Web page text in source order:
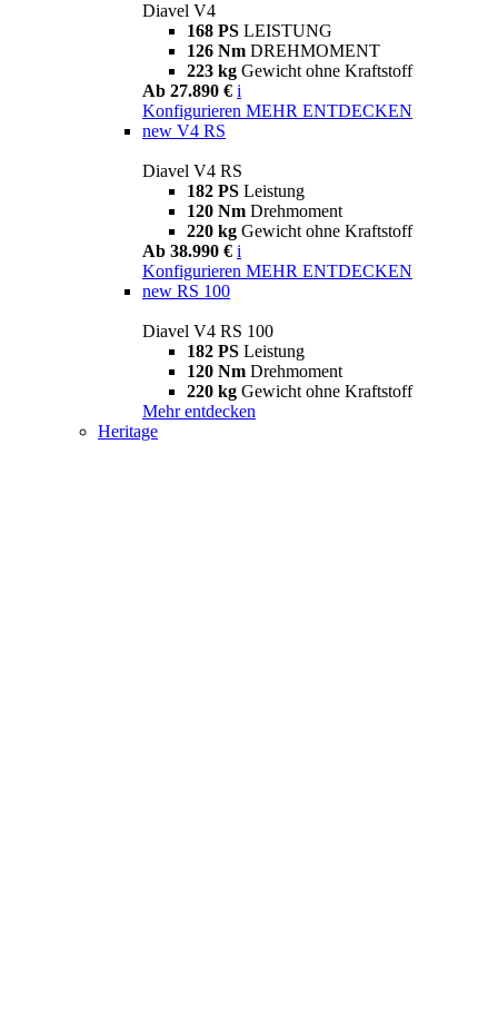
Diavel V4
168 PS LEISTUNG
126 Nm DREHMOMENT
223 kg Gewicht ohne Kraftstoff
Ab 27.890 € i
Konfigurieren MEHR ENTDECKEN
new V4 RS
Diavel V4 RS
182 PS Leistung
120 Nm Drehmoment
220 kg Gewicht ohne Kraftstoff
Ab 38.990 € i
Konfigurieren MEHR ENTDECKEN
new RS 100
Diavel V4 RS 100
182 PS Leistung
120 Nm Drehmoment
220 kg Gewicht ohne Kraftstoff
Mehr entdecken
Heritage